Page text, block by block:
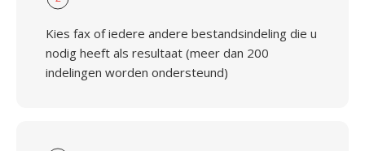
Kies fax of iedere andere bestandsindeling die u
nodig heeft als resultaat (meer dan 200
indelingen worden ondersteund)